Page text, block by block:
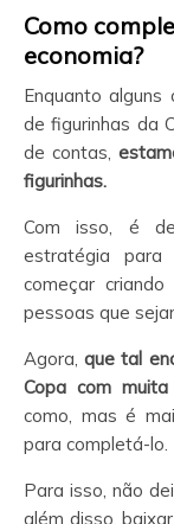
Como
economia?
Enquanto alguns
de figurinhas da
de contas,
figurinhas.
Com isso, é
estratégia
começar
pessoas que
Agora,que tal
Copa com muita
como, mas é
para completá-lo.
Para isso, não
além disso,